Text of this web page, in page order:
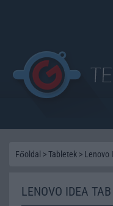
Főoldal >Tabletek > Lenovo
LENOVO IDEA